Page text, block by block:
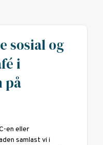
sosial og
i
på
en eller
samlast vi i